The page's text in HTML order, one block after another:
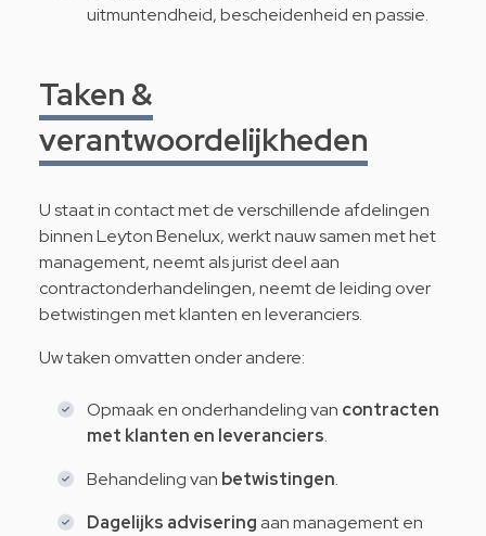
uitmuntendheid, bescheidenheid en passie.
Taken &
verantwoordelijkheden
U staat in contact met de verschillende afdelingen
binnen Leyton Benelux, werkt nauw samen met het
management, neemt als jurist deel aan
contractonderhandelingen, neemt de leiding over
betwistingen met klanten en leveranciers.
Uw taken omvatten onder andere:
Opmaak en onderhandeling van contracten
met klanten en leveranciers.
Behandeling van betwistingen.
Dagelijks advisering aan management en